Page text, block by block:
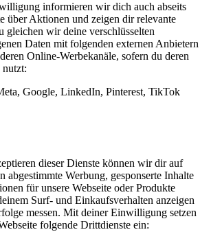
informieren wir dich auch abseits
über Aktionen und zeigen dir relevante
gleichen wir deine verschlüsselten
Daten mit folgenden externen Anbietern
Online-Werbekanäle, sofern du deren
nutzt:
Google, LinkedIn, Pinterest, TikTok
dieser Dienste können wir dir auf
abgestimmte Werbung, gesponserte Inhalte
für unsere Webseite oder Produkte
Surf- und Einkaufsverhalten anzeigen
messen. Mit deiner Einwilligung setzen
folgende Drittdienste ein: